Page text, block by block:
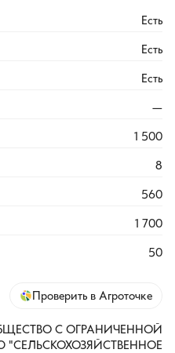
Есть
Есть
Есть
—
1 500
8
560
1 700
50
Проверить в Агроточке
С ОГРАНИЧЕННОЙ
"СЕЛЬСКОХОЗЯЙСТВЕННОЕ